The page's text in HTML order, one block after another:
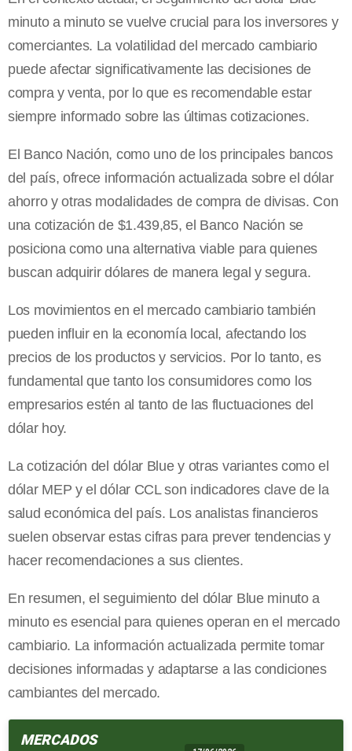
minuto a minuto se vuelve crucial para los inversores y
comerciantes. La volatilidad del mercado cambiario
puede afectar significativamente las decisiones de
compra y venta, por lo que es recomendable estar
siempre informado sobre las últimas cotizaciones.
El Banco Nación, como uno de los principales bancos
del país, ofrece información actualizada sobre el dólar
ahorro y otras modalidades de compra de divisas. Con
una cotización de $1.439,85, el Banco Nación se
posiciona como una alternativa viable para quienes
buscan adquirir dólares de manera legal y segura.
Los movimientos en el mercado cambiario también
pueden influir en la economía local, afectando los
precios de los productos y servicios. Por lo tanto, es
fundamental que tanto los consumidores como los
empresarios estén al tanto de las fluctuaciones del
dólar hoy.
La cotización del dólar Blue y otras variantes como el
dólar MEP y el dólar CCL son indicadores clave de la
salud económica del país. Los analistas financieros
suelen observar estas cifras para prever tendencias y
hacer recomendaciones a sus clientes.
En resumen, el seguimiento del dólar Blue minuto a
minuto es esencial para quienes operan en el mercado
cambiario. La información actualizada permite tomar
decisiones informadas y adaptarse a las condiciones
cambiantes del mercado.
MERCADOS